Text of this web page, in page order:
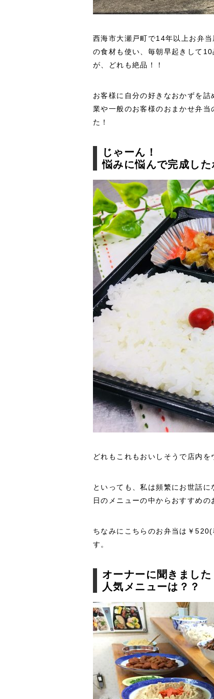
西海市大瀬戸町で14年以上お弁
の食材も使い、毎朝早起きして
が、どれも絶品！！
お客様に自分の好きなおかずを
業や一般のお客様のおまかせ弁
た！
じゃーん！
悩みに悩んで完成し
どれもこれもおいしそうで店内
といっても、私は頻繁にお世話
日のメニューの中からおすすめの
ちなみにこちらのお弁当は￥
す。
オーナーに聞きました
人気メニューは？？